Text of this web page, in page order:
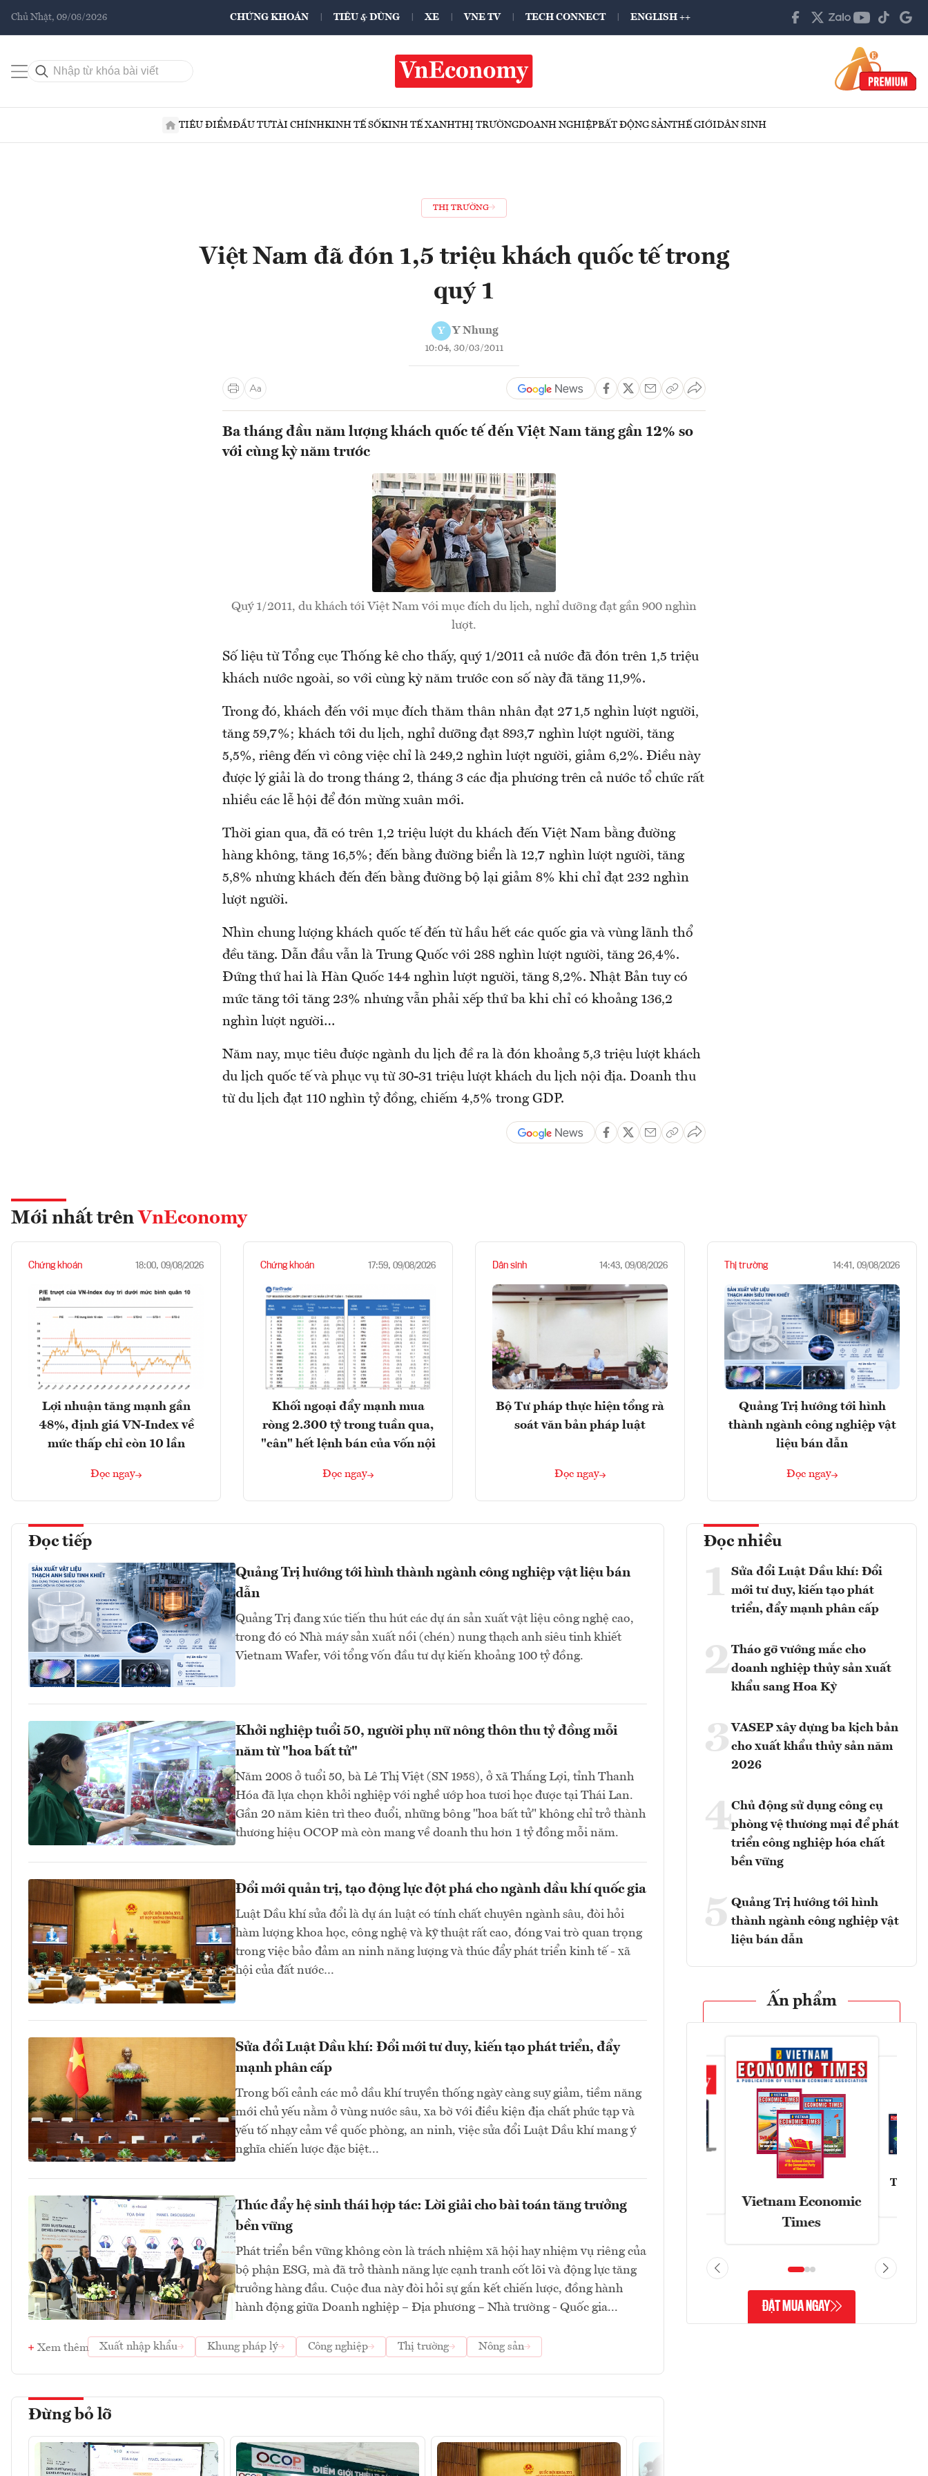
Chủ Nhật, 09/08/2026 CHỨNG KHOÁN TIÊU & DÙNG XE VNE TV TECH CONNECT ENGLISH ++
TIÊU ĐIỂMĐẦU TƯTÀI CHÍNHKINH TẾ SỐKINH TẾ XANHTHỊ TRƯỜNGDOANH NGHIỆPBẤT ĐỘNG SẢNTHẾ GIỚIDÂN SINH
THỊ TRƯỜNG
Việt Nam đã đón 1,5 triệu khách quốc tế trong
quý 1
Y Y Nhung
10:04, 30/03/2011
Ba tháng đầu năm lượng khách quốc tế đến Việt Nam tăng gần 12% so
với cùng kỳ năm trước
Quý 1/2011, du khách tới Việt Nam với mục đích du lịch, nghỉ dưỡng đạt gần 900 nghìn
lượt.
Số liệu từ Tổng cục Thống kê cho thấy, quý 1/2011 cả nước đã đón trên 1,5 triệu
khách nước ngoài, so với cùng kỳ năm trước con số này đã tăng 11,9%.
Trong đó, khách đến với mục đích thăm thân nhân đạt 271,5 nghìn lượt người,
tăng 59,7%; khách tới du lịch, nghỉ dưỡng đạt 893,7 nghìn lượt người, tăng
5,5%, riêng đến vì công việc chỉ là 249,2 nghìn lượt người, giảm 6,2%. Điều này
được lý giải là do trong tháng 2, tháng 3 các địa phương trên cả nước tổ chức rất
nhiều các lễ hội để đón mừng xuân mới.
Thời gian qua, đã có trên 1,2 triệu lượt du khách đến Việt Nam bằng đường
hàng không, tăng 16,5%; đến bằng đường biển là 12,7 nghìn lượt người, tăng
5,8% nhưng khách đến đến bằng đường bộ lại giảm 8% khi chỉ đạt 232 nghìn
lượt người.
Nhìn chung lượng khách quốc tế đến từ hầu hết các quốc gia và vùng lãnh thổ
đều tăng. Dẫn đầu vẫn là Trung Quốc với 288 nghìn lượt người, tăng 26,4%.
Đứng thứ hai là Hàn Quốc 144 nghìn lượt người, tăng 8,2%. Nhật Bản tuy có
mức tăng tới tăng 23% nhưng vẫn phải xếp thứ ba khi chỉ có khoảng 136,2
nghìn lượt người…
Năm nay, mục tiêu được ngành du lịch đề ra là đón khoảng 5,3 triệu lượt khách
du lịch quốc tế và phục vụ từ 30-31 triệu lượt khách du lịch nội địa. Doanh thu
từ du lịch đạt 110 nghìn tỷ đồng, chiếm 4,5% trong GDP.
Mới nhất trên VnEconomy
Chứng khoán 18:00, 09/08/2026
Lợi nhuận tăng mạnh gần
48%, định giá VN-Index về
mức thấp chỉ còn 10 lần
Đọc ngay
Chứng khoán 17:59, 09/08/2026
Khối ngoại đẩy mạnh mua
ròng 2.300 tỷ trong tuần qua,
"cân" hết lệnh bán của vốn nội
Đọc ngay
Dân sinh 14:43, 09/08/2026
Bộ Tư pháp thực hiện tổng rà
soát văn bản pháp luật
Đọc ngay
Thị trường 14:41, 09/08/2026
Quảng Trị hướng tới hình
thành ngành công nghiệp vật
liệu bán dẫn
Đọc ngay
Đọc tiếp
Quảng Trị hướng tới hình thành ngành công nghiệp vật liệu bán
dẫn
Quảng Trị đang xúc tiến thu hút các dự án sản xuất vật liệu công nghệ cao,
trong đó có Nhà máy sản xuất nồi (chén) nung thạch anh siêu tinh khiết
Vietnam Wafer, với tổng vốn đầu tư dự kiến khoảng 100 tỷ đồng.
Khởi nghiệp tuổi 50, người phụ nữ nông thôn thu tỷ đồng mỗi
năm từ "hoa bất tử"
Năm 2008 ở tuổi 50, bà Lê Thị Việt (SN 1958), ở xã Thắng Lợi, tỉnh Thanh
Hóa đã lựa chọn khởi nghiệp với nghề ướp hoa tươi học được tại Thái Lan.
Gần 20 năm kiên trì theo đuổi, những bông "hoa bất tử" không chỉ trở thành
thương hiệu OCOP mà còn mang về doanh thu hơn 1 tỷ đồng mỗi năm.
Đổi mới quản trị, tạo động lực đột phá cho ngành dầu khí quốc gia
Luật Dầu khí sửa đổi là dự án luật có tính chất chuyên ngành sâu, đòi hỏi
hàm lượng khoa học, công nghệ và kỹ thuật rất cao, đóng vai trò quan trọng
trong việc bảo đảm an ninh năng lượng và thúc đẩy phát triển kinh tế - xã
hội của đất nước…
Sửa đổi Luật Dầu khí: Đổi mới tư duy, kiến tạo phát triển, đẩy
mạnh phân cấp
Trong bối cảnh các mỏ dầu khí truyền thống ngày càng suy giảm, tiềm năng
mới chủ yếu nằm ở vùng nước sâu, xa bờ với điều kiện địa chất phức tạp và
yếu tố nhạy cảm về quốc phòng, an ninh, việc sửa đổi Luật Dầu khí mang ý
nghĩa chiến lược đặc biệt...
Thúc đẩy hệ sinh thái hợp tác: Lời giải cho bài toán tăng trưởng
bền vững
Phát triển bền vững không còn là trách nhiệm xã hội hay nhiệm vụ riêng của
bộ phận ESG, mà đã trở thành năng lực cạnh tranh cốt lõi và động lực tăng
trưởng hàng đầu. Cuộc đua này đòi hỏi sự gắn kết chiến lược, đồng hành
hành động giữa Doanh nghiệp – Địa phương – Nhà trường - Quốc gia...
Xem thêm Xuất nhập khẩu Khung pháp lý Công nghiệp Thị trường Nông sản
Đừng bỏ lỡ
Đọc nhiều
1 Sửa đổi Luật Dầu khí: Đổi
mới tư duy, kiến tạo phát
triển, đẩy mạnh phân cấp
2Tháo gỡ vướng mắc cho
doanh nghiệp thủy sản xuất
khẩu sang Hoa Kỳ
3 VASEP xây dựng ba kịch bản
cho xuất khẩu thủy sản năm
2026
4Chủ động sử dụng công cụ
phòng vệ thương mại để phát
triển công nghiệp hóa chất
bền vững
5 Quảng Trị hướng tới hình
thành ngành công nghiệp vật
liệu bán dẫn
Ấn phẩm
Vietnam Economic
Times
Tạp
ĐẶT MUA NGAY